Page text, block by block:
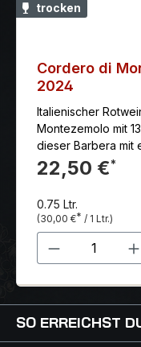
trocken
Cordero di
2024
Italienischer
Montezemolo mit 13,5 % vol. Am Gaumen überzeugt
dieser Barbera mit
eingebunden in
22,50 €*
0.75 Ltr.
(30,00 €* / 1 Ltr.)
Produkt
SO ERREICHST